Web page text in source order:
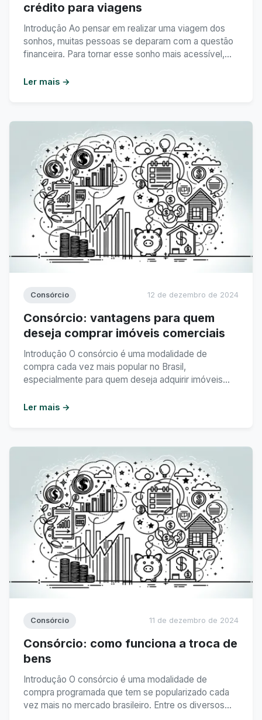
crédito para viagens
Introdução Ao pensar em realizar uma viagem dos
sonhos, muitas pessoas se deparam com a questão
financeira. Para tornar esse sonho mais acessível,
viagens. Neste artigo, vamos explicar como funciona
Ler mais →
Consórcio 12 de dezembro de 2024
Consórcio: vantagens para quem
deseja comprar imóveis comerciais
Introdução O consórcio é uma modalidade de
compra cada vez mais popular no Brasil,
especialmente para quem deseja adquirir imóveis
vantagens que o consórcio oferece para quem
consórcio para quem quer investir ...
Ler mais →
Consórcio 11 de dezembro de 2024
Consórcio: como funciona a troca de
bens
Introdução O consórcio é uma modalidade de
compra programada que tem se popularizado cada
vez mais no mercado brasileiro. Entre os diversos